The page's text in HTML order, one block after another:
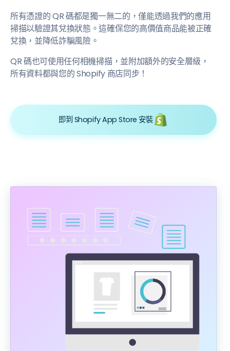
所有憑證的 QR 碼都是獨一無二的，僅能透過我們的應用
掃描以驗證其兌換狀態。這確保您的高價值商品能被正確
兌換，並降低詐騙風險。
QR 碼也可使用任何相機掃描，並附加額外的安全層級，
所有資料都與您的 Shopify 商店同步！
即到 Shopify App Store 安裝